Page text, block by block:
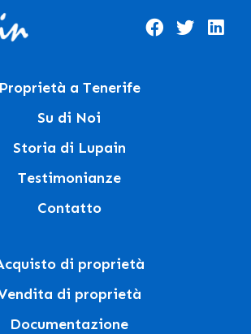
Proprietà a Tenerife
Su di Noi
Storia di Lupain
Testimonianze
Contatto
di proprietà
di proprietà
Documentazione